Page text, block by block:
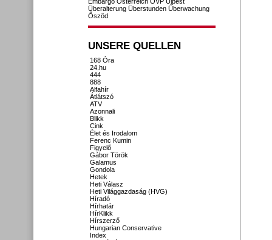
Überalterung Überstunden Überwachung
Őszöd
UNSERE QUELLEN
168 Óra
24.hu
444
888
Alfahír
Átlátszó
ATV
Azonnali
Blikk
Cink
Élet és Irodalom
Ferenc Kumin
Figyelő
Gábor Török
Galamus
Gondola
Hetek
Heti Válasz
Heti Világgazdaság (HVG)
Híradó
Hírhatár
HírKlikk
Hírszerző
Hungarian Conservative
Index